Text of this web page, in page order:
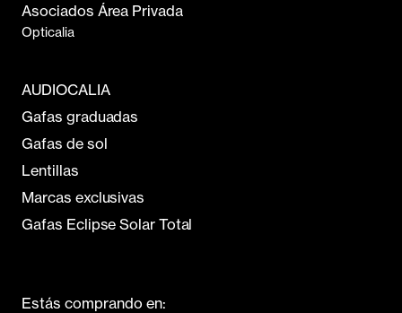
Asociados Área Privada
Opticalia
AUDIOCALIA
Gafas graduadas
Gafas de sol
Lentillas
Marcas exclusivas
Gafas Eclipse Solar Total
Estás comprando en: